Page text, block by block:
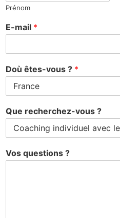
Prénom
E-mail *
Doù êtes-vous ? *
Que recherchez-vous ?
Vos questions ?